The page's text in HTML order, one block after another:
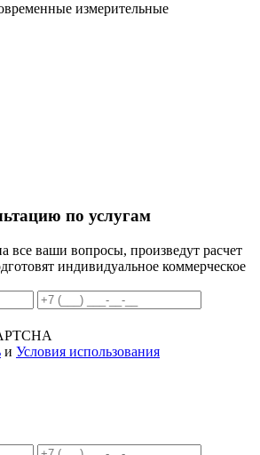
измерительные
по услугам
все ваши вопросы, произведут расчет
индивидуальное коммерческое
и Условия использования